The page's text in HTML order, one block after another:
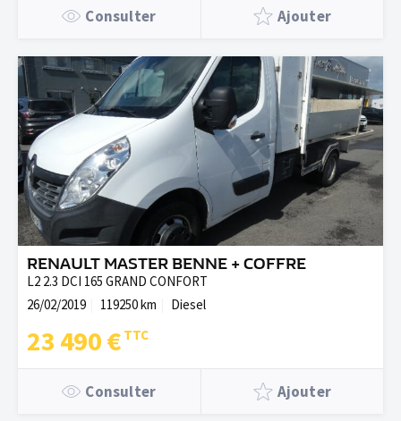
Consulter Ajouter
RENAULT MASTER BENNE + COFFRE
L2 2.3 DCI 165 GRAND CONFORT
26/02/2019
119250 km Diesel
23 490 €
Consulter Ajouter